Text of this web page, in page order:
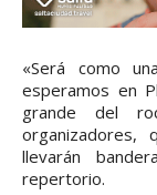
«Será como
esperamos en
grande del
organizadores,
llevarán
repertorio.